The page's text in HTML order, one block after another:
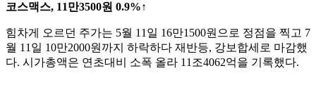
코스맥스, 11만3500원 0.9%↑
힘차게 오르던 주가는 5월 11일 16만1500원으로 정점을 찍고 7
월 11일 10만2000원까지 하락하다 재반등, 강보합세로 마감했
다. 시가총액은 연초대비 소폭 올라 11조4062억을 기록했다.